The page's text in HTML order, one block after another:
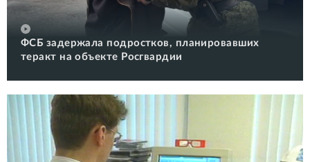
ФСБ задержала подростков, планировавших
теракт на объекте Росгвардии